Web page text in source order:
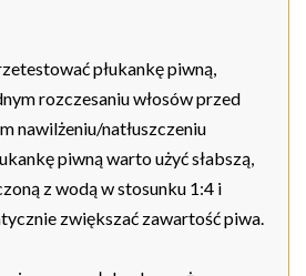
płukankę piwną,
rozczesaniu włosów przed
nawilżeniu/natłuszczeniu
piwną warto użyć słabszą,
z wodą w stosunku 1:4 i
zwiększać zawartość piwa.